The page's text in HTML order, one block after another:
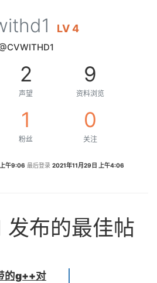
LV 4
2
声望
9
资料浏览
1
粉丝
0
关注
午9:06 最后登录 2021年11月29日 上午4:06
布的最佳帖
的g++对